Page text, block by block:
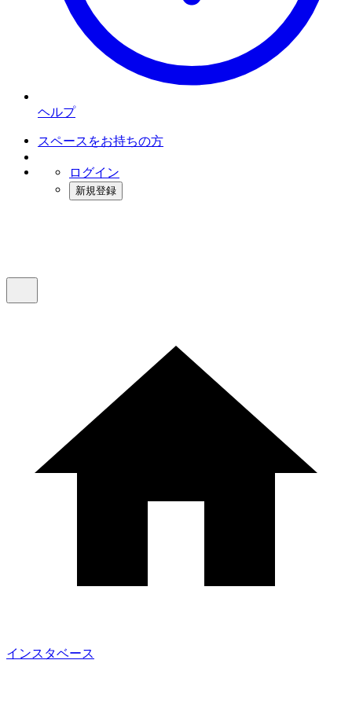
ヘルプ
スペースをお持ちの方
ログイン
新規登録
インスタベース